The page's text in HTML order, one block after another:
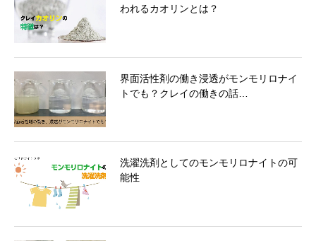
われるカオリンとは？
界面活性剤の働き浸透がモンモリロナイ
トでも？クレイの働きの話…
洗濯洗剤としてのモンモリロナイトの可
能性